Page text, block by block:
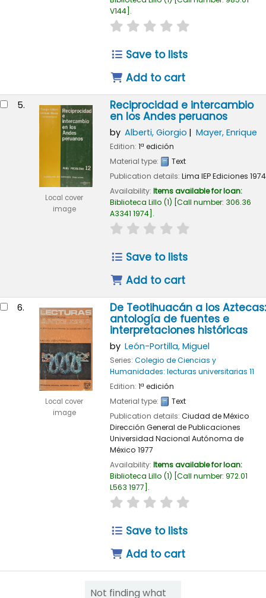
V144 .
star rating
Save to lists
Add to cart
5.
Local cover
image
Reciprocidad e intercambio
en los Andes peruanos
by Alberti, Giorgio Mayer, Enrique
Edition: 1ª edición
Material type:
Text
Publication details: Lima IEP Ediciones 1974
Availability: Items available for loan:
Biblioteca Lillo (1) Call number: 306.36
A3341 1974 .
star rating
Save to lists
Add to cart
6.
Local cover
image
De Teotihuacán a los Aztecas:
antología de fuentes e
interpretaciones históricas
by León-Portilla, Miguel
Series: Colegio de Ciencias y
Humanidades: lecturas universitarias 11
Edition: 1ª edición
Material type:
Text
Publication details: Ciudad de México
Dirección General de Publicaciones
Universidad Nacional Autónoma de
México 1977
Availability: Items available for loan:
Biblioteca Lillo (1) Call number: 972.01
L563 1977 .
star rating
Save to lists
Add to cart
Not finding what